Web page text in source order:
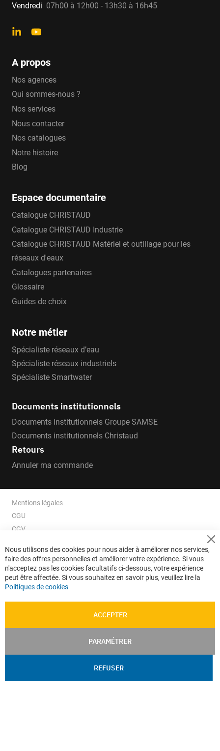
Vendredi 07h00 à 12h00 - 13h30 à 16h45
A propos
Nos agences
Qui sommes-nous ?
Nos services
Nous contacter
Nos catalogues
Notre histoire
Blog
Espace documentaire
Catalogue CHRISTAUD
Catalogue CHRISTAUD Industrie
Catalogue CHRISTAUD Matériel et outillage pour les
réseaux d'eaux
Catalogues partenaires
Glossaire
Guides de choix
Notre métier
Spécialiste réseaux d’eau
Spécialiste réseaux industriels
Spécialiste Smartwater
Documents institutionnels
Documents institutionnels Groupe SAMSE
Documents institutionnels Christaud
Retours
Annuler ma commande
Mentions légales
CGU
CGV
Données personnelles
Confidentialité
Plan du site
Nous utilisons des cookies pour nous aider à améliorer nos services,
faire des offres personnelles et améliorer votre expérience. Si vous
n'acceptez pas les cookies facultatifs ci-dessous, votre expérience
peut être affectée. Si vous souhaitez en savoir plus, veuillez lire la
Politiques de cookies
ACCEPTER
PARAMÉTRER
REFUSER